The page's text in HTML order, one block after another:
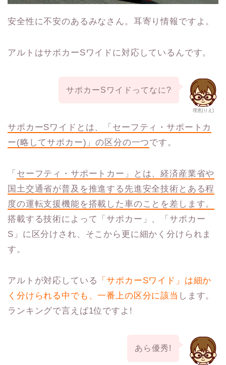
安全性に不安のあるみなさん。耳寄り情報ですよ。
アルトはサポカーSワイドに対応しているんです。
理恵(りえ)
サポカーSワイドってなに?
サポカーSワイドとは、「セーフティ・サポートカ
ー(略してサポカー)」の区分の一つです。
「 セーフティ・サポートカー」とは、経済産業省や
国土交通省が普及を推進する先進安全技術とある程
度の運転支援機能を搭載した車のことを差します。
搭載する技術によって「サポカー」、「サポカー
S」に区分けされ、そこから更に細かく分けられま
す。
アルトが対応している
「サポカーSワイド」は細か
く分けられる中でも、一番上の区分に該当 します。
ランキングで言えば1位ですよ!
あら優秀!